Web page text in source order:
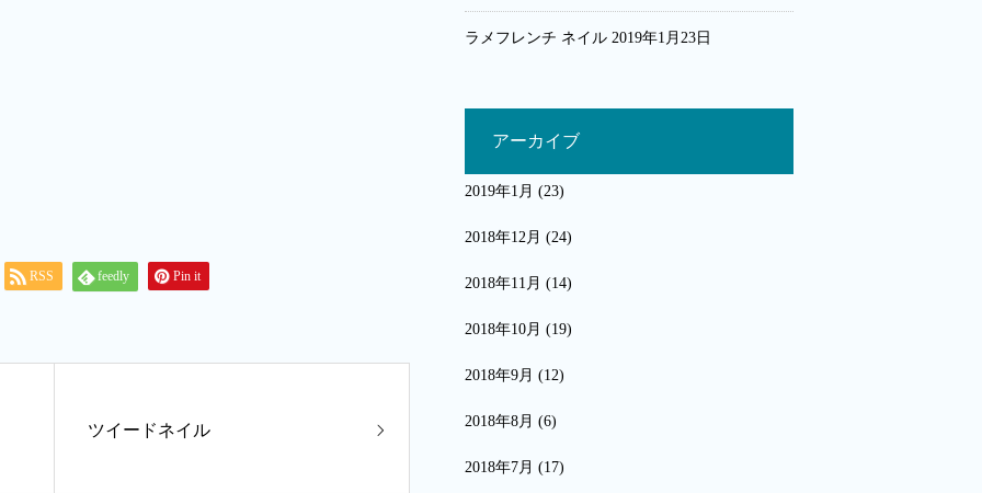
RSS feedly Pin it
ツイードネイル
ラメフレンチ ネイル 2019年1月23日
アーカイブ
2019年1月 (23)
2018年12月 (24)
2018年11月 (14)
2018年10月 (19)
2018年9月 (12)
2018年8月 (6)
2018年7月 (17)